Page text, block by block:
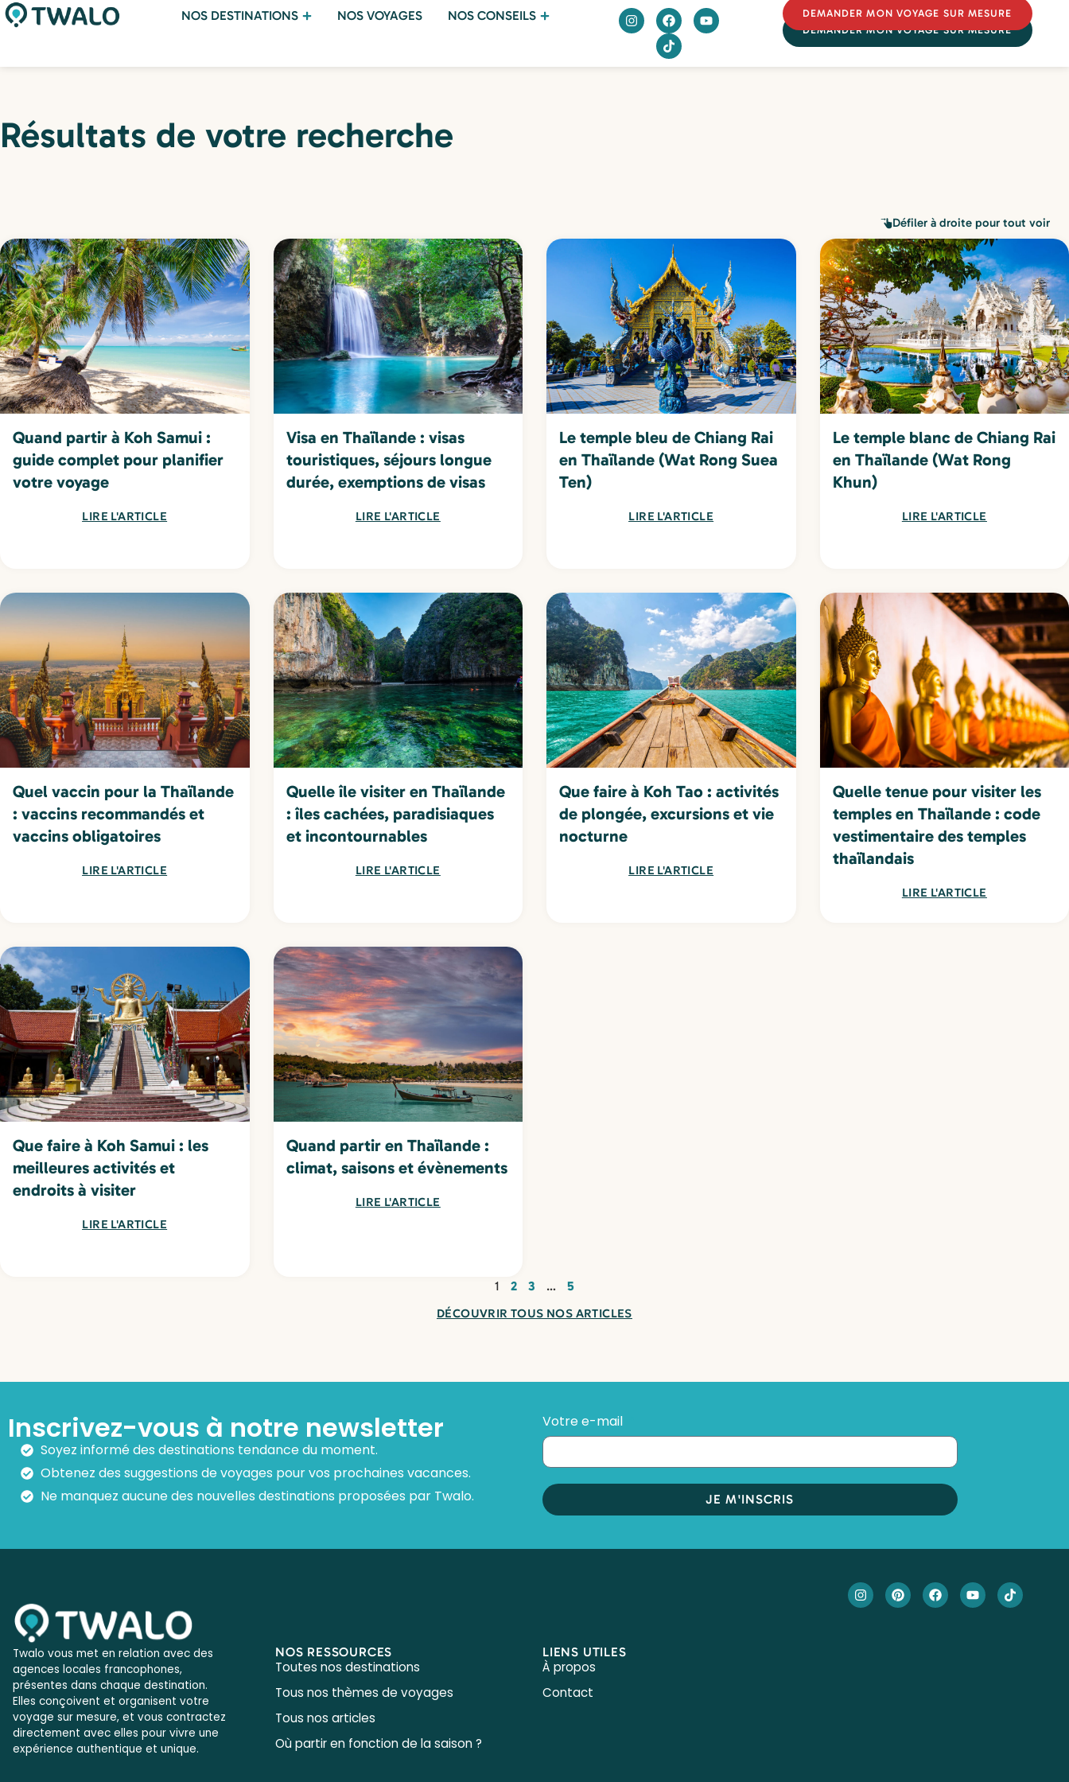
NOS DESTINATIONS NOS VOYAGES NOS CONSEILS
DEMANDER MON VOYAGE SUR MESURE
DEMANDER MON VOYAGE SUR MESURE
Résultats de votre recherche
Défiler à droite pour tout voir
Quand partir à Koh Samui :
guide complet pour planifier
votre voyage
LIRE L'ARTICLE
Visa en Thaïlande : visas
touristiques, séjours longue
durée, exemptions de visas
LIRE L'ARTICLE
Le temple bleu de Chiang Rai
en Thaïlande (Wat Rong Suea
Ten)
LIRE L'ARTICLE
Le temple blanc de Chiang Rai
en Thaïlande (Wat Rong
Khun)
LIRE L'ARTICLE
Quel vaccin pour la Thaïlande
: vaccins recommandés et
vaccins obligatoires
LIRE L'ARTICLE
Quelle île visiter en Thaïlande
: îles cachées, paradisiaques
et incontournables
LIRE L'ARTICLE
Que faire à Koh Tao : activités
de plongée, excursions et vie
nocturne
LIRE L'ARTICLE
Quelle tenue pour visiter les
temples en Thaïlande : code
vestimentaire des temples
thaïlandais
LIRE L'ARTICLE
Que faire à Koh Samui : les
meilleures activités et
endroits à visiter
LIRE L'ARTICLE
Quand partir en Thaïlande :
climat, saisons et évènements
LIRE L'ARTICLE
1 2 3 … 5
DÉCOUVRIR TOUS NOS ARTICLES
Inscrivez-vous à notre newsletter
Soyez informé des destinations tendance du moment.
Obtenez des suggestions de voyages pour vos prochaines vacances.
Ne manquez aucune des nouvelles destinations proposées par Twalo.
Votre e-mail
JE M'INSCRIS
Twalo vous met en relation avec des
agences locales francophones,
présentes dans chaque destination.
Elles conçoivent et organisent votre
voyage sur mesure, et vous contractez
directement avec elles pour vivre une
expérience authentique et unique.
NOS RESSOURCES
Toutes nos destinations
Tous nos thèmes de voyages
Tous nos articles
Où partir en fonction de la saison ?
LIENS UTILES
À propos
Contact